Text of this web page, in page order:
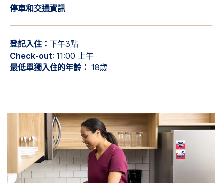
停車和交通資訊
登記入住： 下午3點
Check-out: 11:00 上午
最低單獨入住的年齡： 18歲